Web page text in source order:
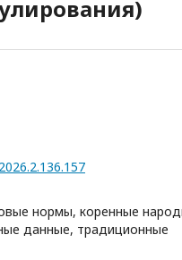
нормы, коренные
данные, традиционные